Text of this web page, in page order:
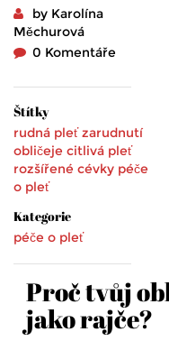
by Karolína
Měchurová
0 Komentáře
Štítky
rudná pleť zarudnutí
obličeje citlivá pleť
rozšířené cévky péče
o pleť
Kategorie
péče o pleť
Proč tvůj
jako rajče?